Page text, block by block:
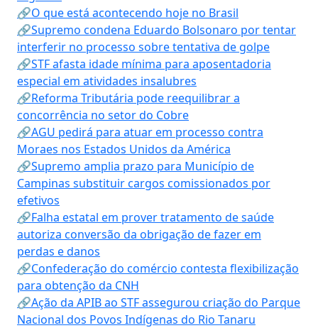
🔗O que está acontecendo hoje no Brasil
🔗Supremo condena Eduardo Bolsonaro por tentar
interferir no processo sobre tentativa de golpe
🔗STF afasta idade mínima para aposentadoria
especial em atividades insalubres
🔗Reforma Tributária pode reequilibrar a
concorrência no setor do Cobre
🔗AGU pedirá para atuar em processo contra
Moraes nos Estados Unidos da América
🔗Supremo amplia prazo para Município de
Campinas substituir cargos comissionados por
efetivos
🔗Falha estatal em prover tratamento de saúde
autoriza conversão da obrigação de fazer em
perdas e danos
🔗Confederação do comércio contesta flexibilização
para obtenção da CNH
🔗Ação da APIB ao STF assegurou criação do Parque
Nacional dos Povos Indígenas do Rio Tanaru